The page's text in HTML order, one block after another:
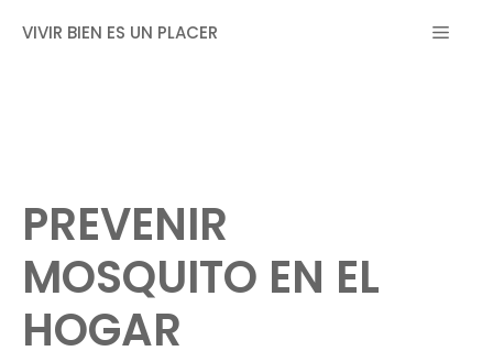
VIVIR BIEN ES UN PLACER MENÚ
PREVENIR
MOSQUITO EN EL
HOGAR